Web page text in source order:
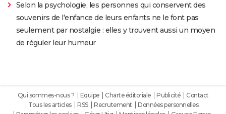
Selon la psychologie, les personnes qui conservent des
souvenirs de l'enfance de leurs enfants ne le font pas
seulement par nostalgie : elles y trouvent aussi un moyen
de réguler leur humeur
Qui sommes-nous ? Equipe Charte éditoriale Publicité
Contact
Tous les articles
RSS Recrutement
Données personnelles